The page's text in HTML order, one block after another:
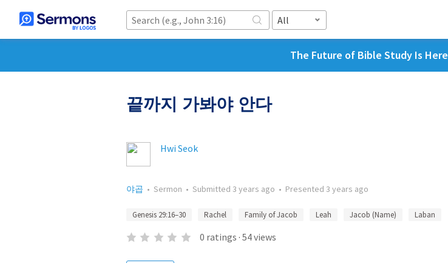
All
The Future of Bible Study Is Here
끝까지 가봐야 안다
Hwi Seok
야곱 • Sermon • Submitted 3 years ago • Presented 3 years ago
Genesis 29:16–30 Rachel Family of Jacob Leah Jacob (Name) Laban
0 ratings · 54views